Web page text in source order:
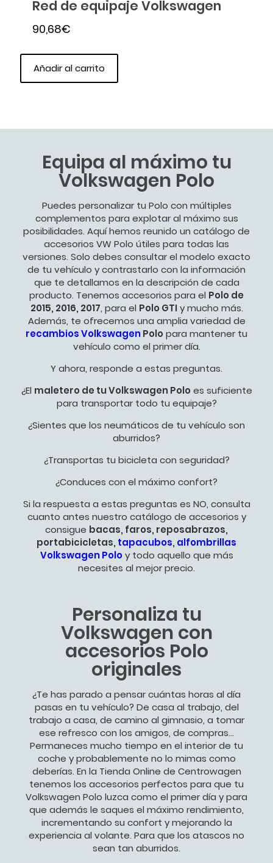
Red de equipaje Volkswagen
90,68€
Añadir al carrito
Equipa al máximo tu
Volkswagen Polo
Puedes personalizar tu Polo con múltiples
complementos para explotar al máximo sus
posibilidades. Aquí hemos reunido un catálogo de
accesorios VW Polo útiles para todas las
versiones. Solo debes consultar el modelo exacto
de tu vehículo y contrastarlo con la información
que te detallamos en la descripción de cada
producto. Tenemos accesorios para el Polo de
2015, 2016, 2017, para el Polo GTIy mucho más.
Además, te ofrecemos una amplia variedad de
recambios VolkswagenPolo para mantener tu
vehículo como el primer día.
Y ahora, responde a estas preguntas.
¿El maletero de tu Volkswagen Polo es suficiente
para transportar todo tu equipaje?
¿Sientes que los neumáticos de tu vehículo son
aburridos?
¿Transportas tu bicicleta con seguridad?
¿Conduces con el máximo confort?
Si la respuesta a estas preguntas es NO, consulta
cuanto antes nuestro catálogo de accesorios y
consigue bacas, faros, reposabrazos,
portabicicletas, tapacubos, alfombrillas
Volkswagen Poloy todo aquello que más
necesites al mejor precio.
Personaliza tu
Volkswagen con
accesorios Polo
originales
¿Te has parado a pensar cuántas horas al día
pasas en tu vehículo? De casa al trabajo, del
trabajo a casa, de camino al gimnasio, a tomar
ese refresco con los amigos, de compras…
Permaneces mucho tiempo en el interior de tu
coche y probablemente no lo mimas como
deberías. En la Tienda Online de Centrowagen
tenemos los accesorios perfectos para que tu
Volkswagen Polo luzca como el primer día y para
que además le saques el máximo rendimiento,
incrementando su confort y mejorando la
experiencia al volante. Para que los atascos no
sean tan aburridos.